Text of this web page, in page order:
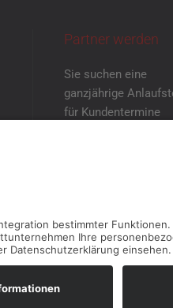
Partner werden
Sie suchen eine
ganzjährige
für Kundentermine